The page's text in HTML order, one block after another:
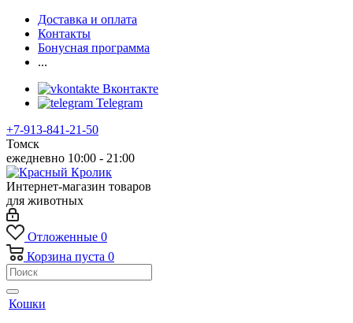
Доставка и оплата
Контакты
Бонусная программа
...
Вконтакте
Telegram
+7-913-841-21-50
Томск
ежедневно 10:00 - 21:00
Интернет-магазин товаров
для животных
Отложенные 0
Корзина пуста 0
Кошки